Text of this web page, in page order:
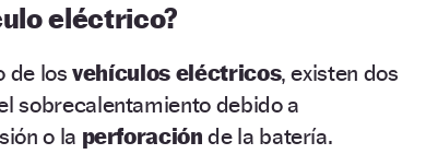
eléctrico?
de losvehículos eléctricos, existen dos
sobrecalentamiento debido a
o la perforación de la batería.